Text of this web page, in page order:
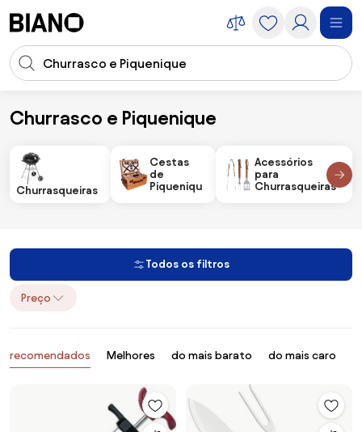
Entrada de pesquisa
Churrasco e Piquenique
Acessórios Acessórios de Jardim Churrasco e Piquenique
Churrasqueiras
Cestas
de
Piquenique
Acessórios
para
Churrasqueiras
Todos os filtros
Preço
Produtos
recomendados Melhores do mais barato do mais caro